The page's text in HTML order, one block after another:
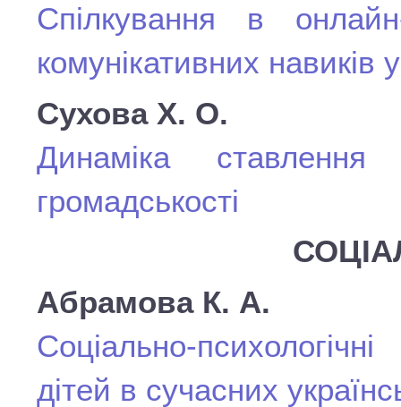
Спілкування в
комунікативних навиків
Сухова Х. О.
Динаміка
громадськості
Абрамова К. А.
Соціально-
дітей в сучасних